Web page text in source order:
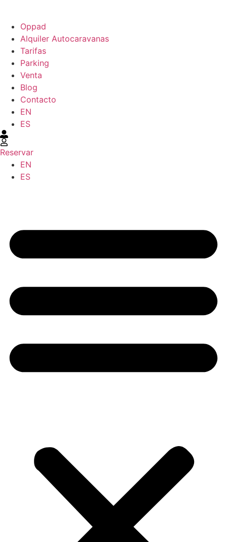
Oppad
Alquiler Autocaravanas
Tarifas
Parking
Venta
Blog
Contacto
EN
ES
Reservar
EN
ES